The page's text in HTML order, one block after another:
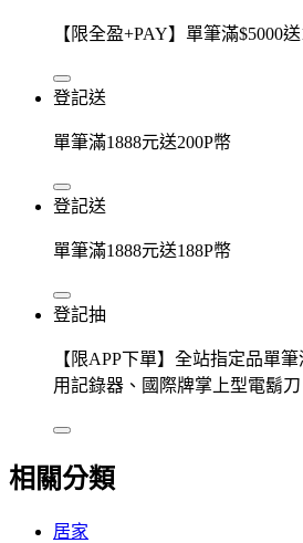
【限全盈+PAY】單筆滿$5000
登記送
單筆滿1888元送200P幣
登記送
單筆滿1888元送188P幣
登記抽
【限APP下單】全站指定品單
用記錄器、國際牌掌上型電鬍
相關分類
居家